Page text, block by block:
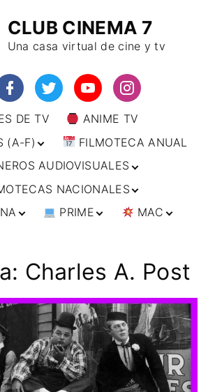
CLUB CINEMA 7
Una casa virtual de cine y tv
DE TV
ANIME TV
(A-F)
(F-L)
(L-
FILMOTECA ANUAL
AUDIOVISUALES
MARCIALES
DOCUMENTAL
NEGRO / CRIMEN /
/ MITOLÓGICO
NACIONALES
BRASIL
CHILE
ESTADOS UNIDOS
MÉXICO
URUGUAY
INDIA
JAPÓN
RUSIA
ALEMANIA
AUSTRIA
BÉLGICA
DINAMARCA
ESPAÑA
FRANCIA
AUSTRALIA
DE
PRIME
IMPRESCINDIBLES
MAC
ANIME
🗨 CÓMICS
Charles A. Post